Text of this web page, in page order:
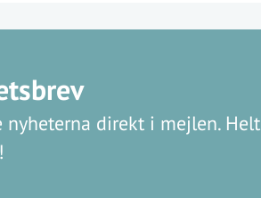
nyheterna direkt i mejlen. Helt